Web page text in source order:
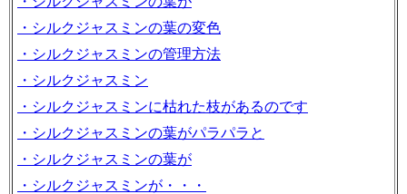
・シルクジャスミンの葉の変色
・シルクジャスミンの管理方法
・シルクジャスミン
・シルクジャスミンに枯れた枝があるのです
・シルクジャスミンの葉がパラパラと
・シルクジャスミンの葉が
・シルクジャスミンが・・・